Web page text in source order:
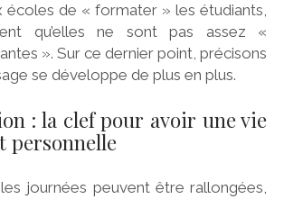
écoles de « formater » les étudiants,
qu’elles ne sont pas assez «
». Sur ce dernier point, précisons
se développe de plus en plus.
: la clef pour avoir une vie
personnelle
journées peuvent être rallongées,